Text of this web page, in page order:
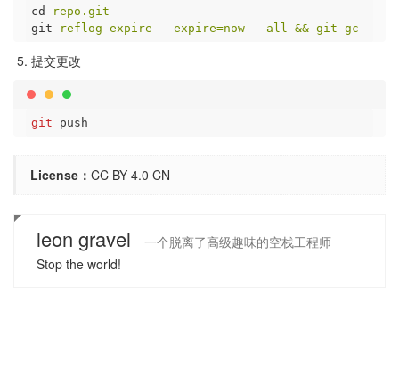
cd
repo.git
git
reflog expire --expire=now --all && git gc --
提交更改
git
License： CC BY 4.0 CN
leon gravel
一个脱离了高级趣味的空栈工程师
Stop the world!